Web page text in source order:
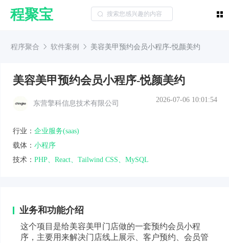
程聚宝
程序聚合 软件案例 美容美甲预约会员小程序-悦颜美约
美容美甲预约会员小程序-悦颜美约
东营擎科信息技术有限公司 2026-07-06 10:01:54
行业： 企业服务(saas)
载体： 小程序
技术： PHP、React、Tailwind CSS、MySQL
业务和功能介绍
这个项目是给美容美甲门店做的一套预约会员小程
序，主要用来解决门店线上展示、客户预约、会员管